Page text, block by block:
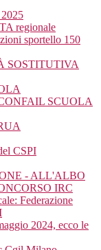
regionale
sportello 150
SOSTITUTIVA
SCUOLA
CSPI
- ALL'ALBO
IRC
Federazione
2024, ecco le